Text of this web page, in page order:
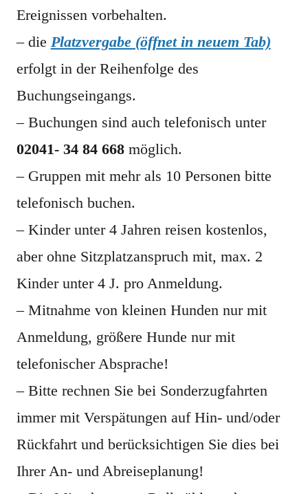
Ereignissen vorbehalten.
– die Platzvergabe (öffnet in neuem Tab)
erfolgt in der Reihenfolge des
Buchungseingangs.
– Buchungen sind auch telefonisch unter
02041- 34 84 668 möglich.
– Gruppen mit mehr als 10 Personen bitte
telefonisch buchen.
– Kinder unter 4 Jahren reisen kostenlos,
aber ohne Sitzplatzanspruch mit, max. 2
Kinder unter 4 J. pro Anmeldung.
– Mitnahme von kleinen Hunden nur mit
Anmeldung, größere Hunde nur mit
telefonischer Absprache!
– Bitte rechnen Sie bei Sonderzugfahrten
immer mit Verspätungen auf Hin- und/oder
Rückfahrt und berücksichtigen Sie dies bei
Ihrer An- und Abreiseplanung!